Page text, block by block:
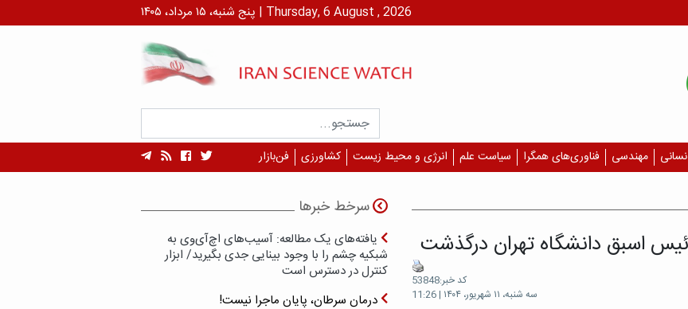
پنج شنبه، ۱۵ مرداد، ۱۴۰۵ | Thursday, 6 August , 2026
مهندسی فناوری‌های همگرا سیاست علم انرژی و محیط زیست کشاورزی فن‌بازار
اسبق دانشگاه تهران درگذشت
کد خبر:53848
سه شنبه، ۱۱ شهریور، ۱۴۰۴ | 11:26
سرخط خبرها
یافته‌های یک مطالعه: آسیب‌های اچ‌آی‌وی به
شبکیه چشم را با وجود بینایی جدی بگیرید/ ابزار
کنترل در دسترس است
درمان سرطان، پایان ماجرا نیست!